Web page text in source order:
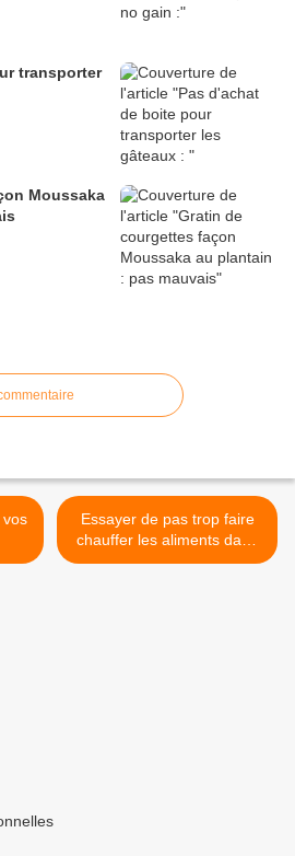
transporter
Moussaka
Essayer de pas trop faire
chauffer les aliments dans
du plastique >